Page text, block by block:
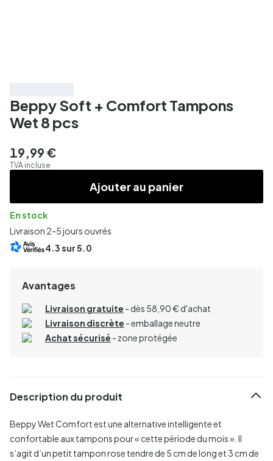
Beppy Soft + Comfort Tampons
Wet 8 pcs
19,99 €
TVA incluse
Ajouter au panier
En stock
Livraison 2-5 jours ouvrés
4.3sur 5.0
Avantages
Livraison gratuite - dès 58,90 € d'achat
Livraison discrète - emballage neutre
Achat sécurisé - zone protégée
Description du produit
Beppy Wet Comfort est une alternative intelligente et
confortable aux tampons pour « cette période du mois ». Il
s’agit d’un petit tampon rose tendre de 5 cm de long et 3 cm de